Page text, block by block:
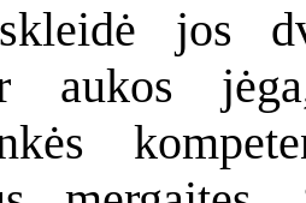
jos
aukos